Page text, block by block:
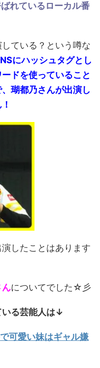
れているローカル番
ている？という噂な
にハッシュタグとし
ドを使っていること
瑚都乃さんが出演し
したことはあります
んについてでした☆彡
いる芸能人は↓
可愛い妹はギャル嫌